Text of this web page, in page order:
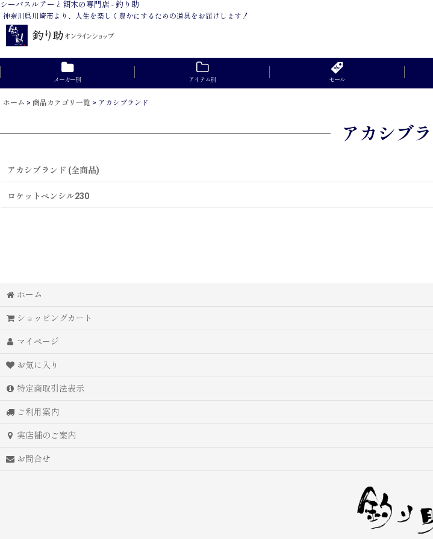
シーバスルアーと餌木の専門店 - 釣り助
神奈川県川崎市より、人生を楽しく豊かにするための道具をお届けします！
メーカー別 アイテム別 セール
ホーム > 商品カテゴリ一覧 > アカシブランド
アカシブ
アカシブランド (全商品)
ロケットペンシル230
ホーム
ショッピングカート
マイページ
お気に入り
特定商取引法表示
ご利用案内
実店舗のご案内
お問合せ